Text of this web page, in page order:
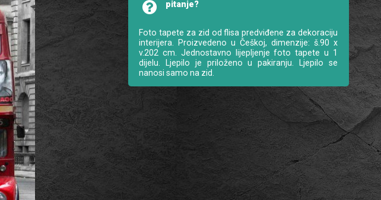
pitanje?
Foto tapete za zid od flisa predviđene za dekoraciju
interijera. Proizvedeno u Češkoj, dimenzije: š.90 x
v.202 cm. Jednostavno lijepljenje foto tapete u 1
dijelu. Ljepilo je priloženo u pakiranju. Ljepilo se
nanosi samo na zid.